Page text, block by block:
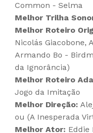
Common - Selma
Melhor Trilha
Melhor Roteiro
Nicolás Giacobone,
Armando Bo -
da Ignorância)
Melhor Roteiro
Jogo da Imitação
Melhor Direção:
ou (A Inesperada
Melhor Ator: Eddie